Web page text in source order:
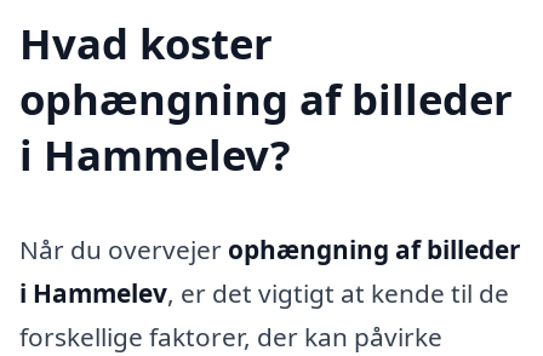
Hvad koster
ophængning af billeder
i Hammelev?
Når du overvejer ophængning af billeder
i Hammelev, er det vigtigt at kende til de
forskellige faktorer, der kan påvirke